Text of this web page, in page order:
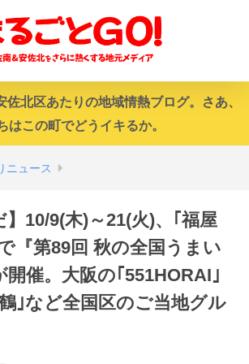
佐北区あたりの地域情熱ブログ。さあ、
はこの町でどうイキるか。
ニュース
】10/9(木)～21(火)、｢福屋
『第89回 秋の全国うまい
開催。大阪の｢551HORAI｣
｣など全国区のご当地グル